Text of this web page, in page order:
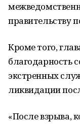
правительству
Кроме того,
благодарность
экстренных
ликвидации
«После взрыва,